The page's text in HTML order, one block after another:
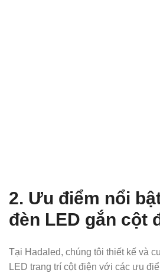
2. Ưu điểm nổi
đèn LED gắn cột
Tại Hadaled, chúng tôi thiết kế và
LED trang trí cột điện với các ưu